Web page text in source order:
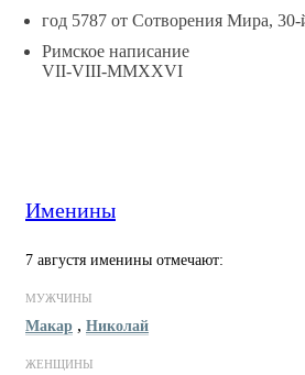
год 5787 от Сотворения Мира,
Римское написание
VII-VIII-MMXXVI
Именины
7 августя именины отмечают:
МУЖЧИНЫ
Макар , Николай
ЖЕНЩИНЫ